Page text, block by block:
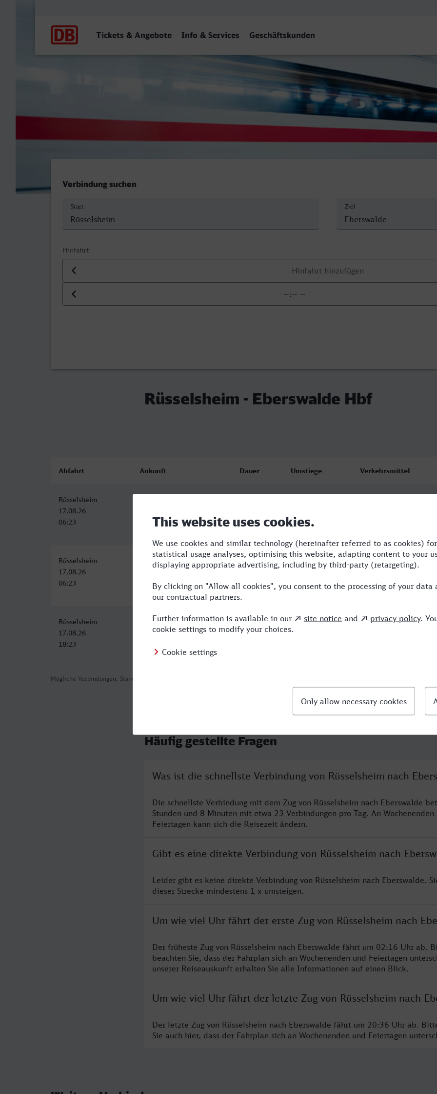
Tickets & Angebote Info & Services Geschäftskunden
Rüsselsheim - Eberswalde Hbf
Verbindung suchen
Start Ziel
Hinfahrt
Datum der Hinfahrt
Uhrzeit der Hinfahrt
Rüsselsheim - Eberswalde Hbf
Mögliche Verbindungen, Stand: 2026-08-03 14:53
Abfahrt Ankunft Dauer Umstiege Verkehrsmittel
Rüsselsheim
17.08.26
06:23
11:31
Rüsselsheim
17.08.26
06:23
Eberswalde Hbf
17.08.26
11:31
5:08 1 RE,ICE
Rüsselsheim
17.08.26
18:23
Eberswalde Hbf
18.08.26
5:42 2 RE,ICE
Häufig gestellte Fragen
Was ist die schnellste Verbindung von Rüsselsheim nach
Die schnellste Verbindung mit dem Zug von Rüsselsheim nach Eberswalde
Stunden und 8 Minuten mit etwa 23 Verbindungen pro Tag. An Wochenenden
Feiertagen kann sich die Reisezeit ändern.
Gibt es eine direkte Verbindung von Rüsselsheim nach
Leider gibt es keine direkte Verbindung von Rüsselsheim nach Eberswalde.
dieser Strecke mindestens 1 x umsteigen.
Um wie viel Uhr fährt der erste Zug von Rüsselsheim nach
Der früheste Zug von Rüsselsheim nach Eberswalde fährt um 02:16 Uhr ab.
beachten Sie, dass der Fahrplan sich an Wochenenden und Feiertagen
unserer Reiseauskunft erhalten Sie alle Informationen auf einen Blick.
Um wie viel Uhr fährt der letzte Zug von Rüsselsheim nach
Der letzte Zug von Rüsselsheim nach Eberswalde fährt um 20:36 Uhr ab.
Sie auch hier, dass der Fahrplan sich an Wochenenden und Feiertagen